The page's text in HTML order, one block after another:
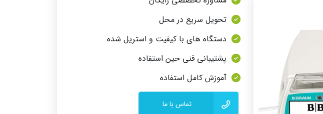
تحویل سریع در محل
دستگاه‌ های با کیفیت و استریل‌ شده
پشتیبانی فنی حین استفاده
آموزش کامل استفاده
تماس با ما